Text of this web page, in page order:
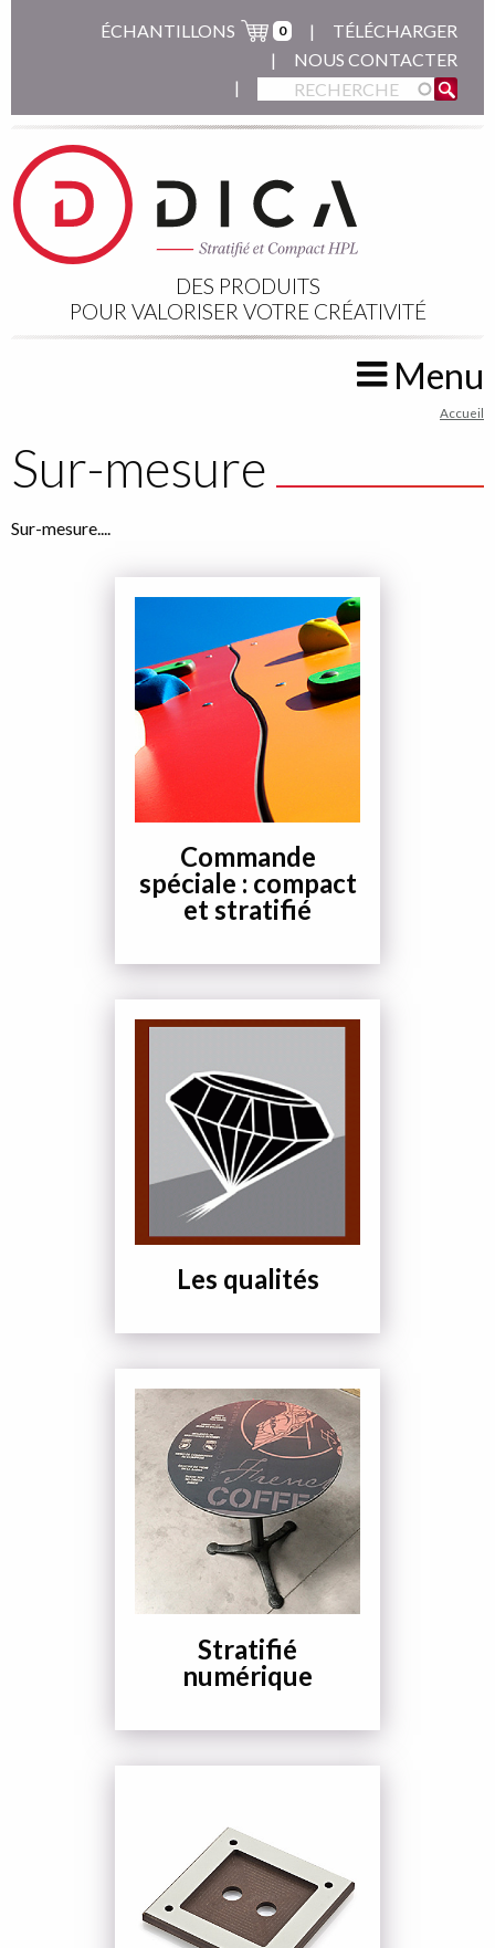
ÉCHANTILLONS 0
TÉLÉCHARGER
NOUS CONTACTER
DES PRODUITS
POUR VALORISER VOTRE CRÉATIVITÉ
Menu
are
here
Accueil
Sur-mesure
Sur-mesure....
Commande
spéciale : compact
et stratifié
Les qualités
Stratifié
numérique